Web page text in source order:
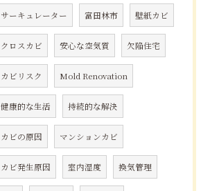
サーキュレーター 富田林市 壁紙カビ
クロスカビ 安心な空気質 欠陥住宅
カビリスク Mold Renovation
健康的な生活 持続的な解決
カビの原因 マンションカビ
カビ発生原因 室内湿度 換気管理